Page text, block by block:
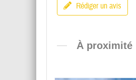
Rédiger un avis
À proximité